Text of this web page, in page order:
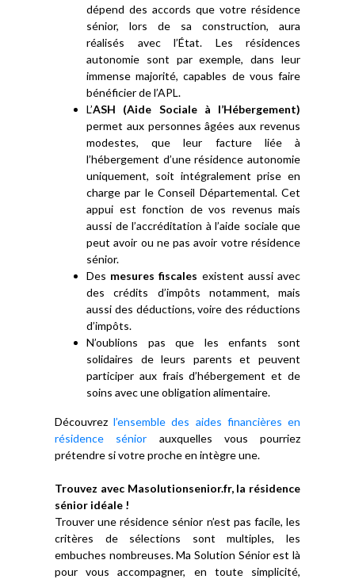
dépend des accords que votre résidence
sénior, lors de sa construction, aura
réalisés avec l’État. Les résidences
autonomie sont par exemple, dans leur
immense majorité, capables de vous faire
bénéficier de l’APL.
L’ASH (Aide Sociale à l’Hébergement)
permet aux personnes âgées aux revenus
modestes, que leur facture liée à
l’hébergement d’une résidence autonomie
uniquement, soit intégralement prise en
charge par le Conseil Départemental. Cet
appui est fonction de vos revenus mais
aussi de l’accréditation à l’aide sociale que
peut avoir ou ne pas avoir votre résidence
sénior.
Des mesures fiscales existent aussi avec
des crédits d’impôts notamment, mais
aussi des déductions, voire des réductions
d’impôts.
N’oublions pas que les enfants sont
solidaires de leurs parents et peuvent
participer aux frais d’hébergement et de
soins avec une obligation alimentaire.
Découvrezl’ensemble des aides financières en
résidence sénior auxquelles vous pourriez
prétendre si votre proche en intègre une.
Trouvez avec Masolutionsenior.fr, la résidence
sénior idéale !
Trouver une résidence sénior n’est pas facile, les
critères de sélections sont multiples, les
embuches nombreuses. Ma Solution Sénior est là
pour vous accompagner, en toute simplicité,